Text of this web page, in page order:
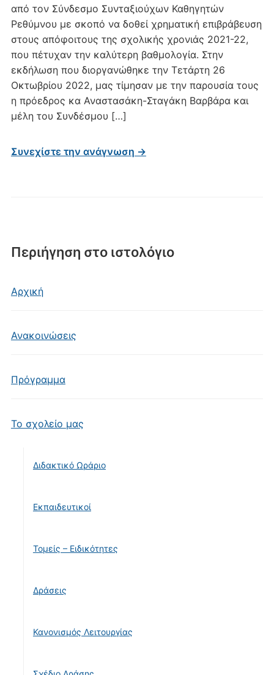
Περιήγηση στο ιστολόγιο
Αρχική
Ανακοινώσεις
Πρόγραμμα
Το σχολείο μας
Διδακτικό Ωράριο
Εκπαιδευτικοί
Τομείς – Ειδικότητες
Δράσεις
Κανονισμός Λειτουργίας
από τον Σύνδεσμο Συνταξιούχων Καθηγητών
Ρεθύμνου με σκοπό να δοθεί χρηματική επιβράβευση
στους απόφοιτους της σχολικής χρονιάς 2021-22,
που πέτυχαν την καλύτερη βαθμολογία. Στην
εκδήλωση που διοργανώθηκε την Τετάρτη 26
Οκτωβρίου 2022, μας τίμησαν με την παρουσία τους
η πρόεδρος κα Αναστασάκη-Σταγάκη Βαρβάρα και
μέλη του Συνδέσμου […]
Συνεχίστε την ανάγνωση →